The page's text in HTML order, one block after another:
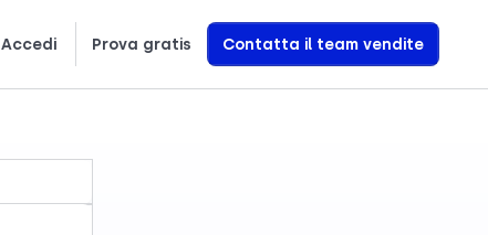
Accedi Prova gratis Contatta il team vendite